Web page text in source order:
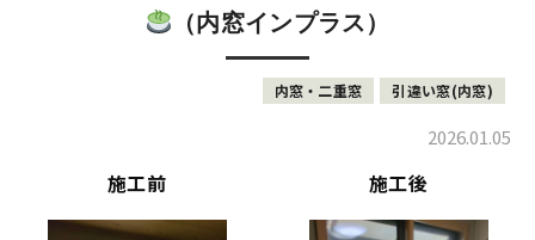
（内窓インプラス）
内窓・二重窓 引違い窓(内窓)
2026.01.05
施工前 施工後